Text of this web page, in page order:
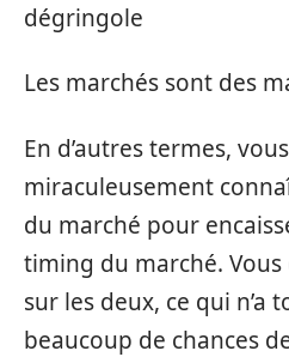
dégringole
Les marchés sont des
En d’autres termes,
miraculeusement
du marché pour
timing du marché.
sur les deux, ce qui n’a
beaucoup de chances